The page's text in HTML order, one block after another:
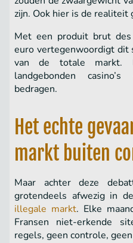
zijn. Ook hier is de realiteit
Met een produit brut
euro vertegenwoordigt dit
van de totale markt.
landgebonden
bedragen.
Het echte
markt buiten
Maar achter deze
grotendeels afwezig in
illegale markt. Elke
Fransen niet-erkende
regels, geen controle,